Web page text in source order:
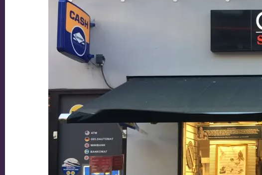
Arbejdsmarkedet Uddannelse